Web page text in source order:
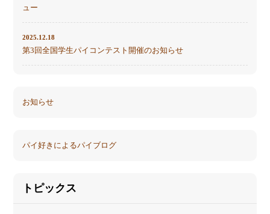
ュー
2025.12.18
第3回全国学生パイコンテスト開催のお知らせ
お知らせ
パイ好きによるパイブログ
トピックス